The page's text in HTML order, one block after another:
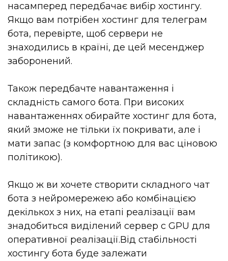
насамперед передбачає вибір хостингу.
Якщо вам потрібен хостинг для телеграм
бота, перевірте, щоб сервери не
знаходились в країні, де цей месенджер
заборонений.
Також передбачте навантаження і
складність самого бота. При високих
навантаженнях обирайте хостинг для бота,
який зможе не тільки їх покривати, але і
мати запас (з комфортною для вас ціновою
політикою).
Якщо ж ви хочете створити складного чат
бота з нейромережею або комбінацією
декількох з них, на етапі реалізації вам
знадобиться виділений сервер c GPU для
оперативної реалізації.Від стабільності
хостингу бота буде залежати